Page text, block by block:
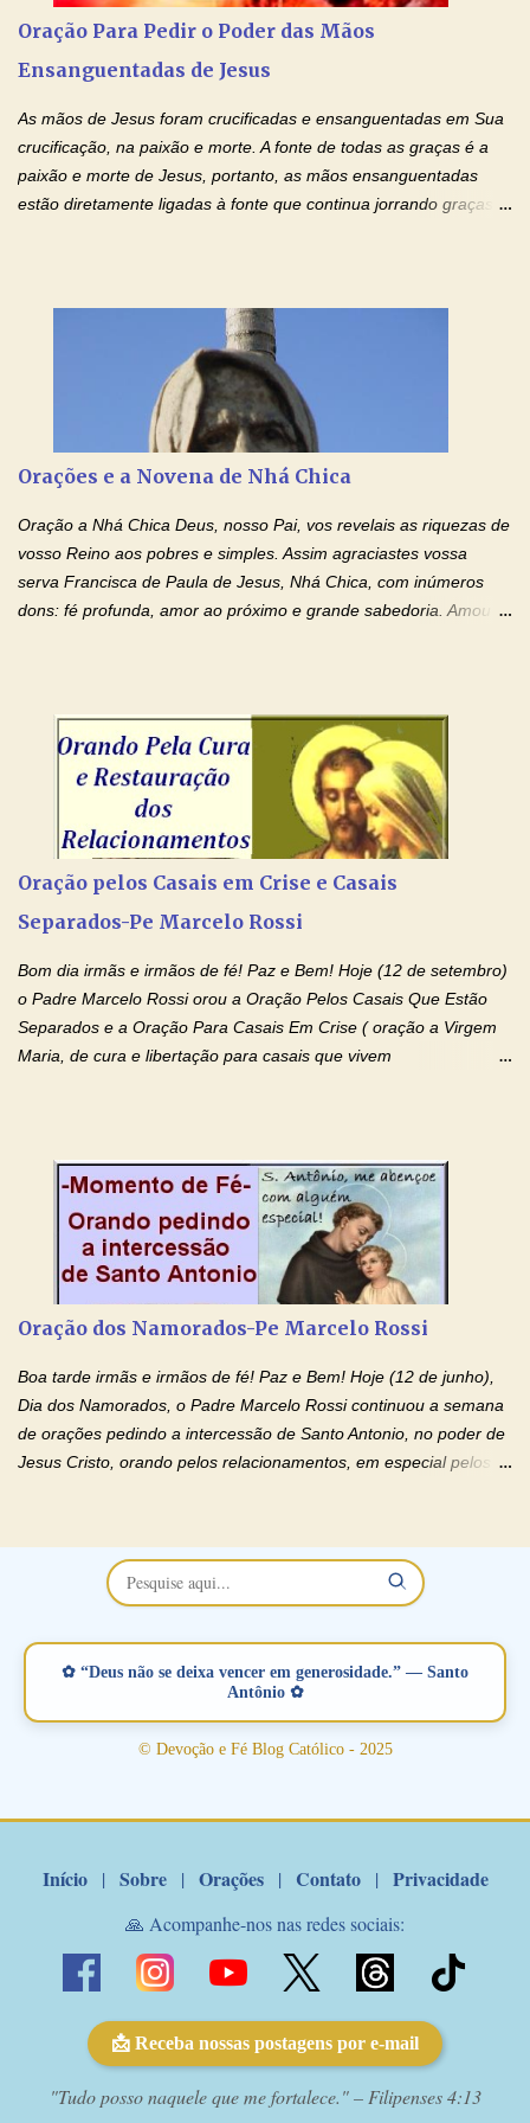
de orgulho. Nada faz de inconveniente, não procura o seu próprio
interesse, não se irrita, não guarda rancor. Não se alegra com a
Oração Para Pedir o Poder das Mãos
Ensanguentadas de Jesus
As mãos de Jesus foram crucificadas e ensanguentadas em Sua
crucificação, na paixão e morte. A fonte de todas as graças é a
paixão e morte de Jesus, portanto, as mãos ensanguentadas
estão diretamente ligadas à fonte que continua jorrando graças
ensanguentadas, chagadas e abertas, sobre mim, neste
momento. Sinto-me completamente sem forças para prosseguir,
carregando as minhas cruzes. Preciso que a força e o poder de
Tuas Mãos, que suportaram a mais profunda dor ao serem
pregadas na Cruz, reergam-me e curem-me agora. Jesus, não
amo. Nós precisamos desesperadamente de cura física e
espiritual, através do toque consolador de tuas Mãos
ensanguentadas e infinitamente poderosas. Eu reconheço,
apesar de toda a minha limitação e da infinidade dos meus ...
Orações e a Novena de Nhá Chica
Oração a Nhá Chica Deus, nosso Pai, vos revelais as riquezas de
vosso Reino aos pobres e simples. Assim agraciastes vossa
serva Francisca de Paula de Jesus, Nhá Chica, com inúmeros
dons: fé profunda, amor ao próximo e grande sabedoria. Amou a
Senhor Jesus Cristo, vosso Filho, na unidade do Espírito Santo.
Amém. Novena a Nhá Chica (Oração para obter os favores
celestiais através da intercessão da Serva de Deus Nhá Chica)
(Rezar durante nove dias seguidos ou intercalados) Nhá Chica,
recorro a vós como intercessora entre a Bondade Divina e as
entregueis nas mãos do Santíssimo o meu pedido urgente (Fazer
o pedido). Acolhei, Nhá Chica, no vosso coração bondoso as
Oração pelos Casais em Crise e Casais
Separados-Pe Marcelo Rossi
Bom dia irmãs e irmãos de fé! Paz e Bem! Hoje (12 de setembro)
o Padre Marcelo Rossi orou a Oração Pelos Casais Que Estão
Separados e a Oração Para Casais Em Crise ( oração a Virgem
Maria, de cura e libertação para casais que vivem
no programa de rádio Momento de Fé, pela cura dos
relacionamentos. Seu relacionamento está doente? Você está
sofrendo? Então ouça o Momento de Fé e entre nesta corrente
de orações abençoadas, d eixe o Amor Ágape de Jesus curar e
restaurar você e seu relacionamento. Adriana-Devoção e Fé
separados, devido ao envolvimento de outras pessoas no
relacionamento e que minaram, espiritualmente, a relação do
casal. Vamos orar (coloque o seu esposo ou esposa diante de
Deus). "Senhor Jesus, restaura os laços ...
Oração dos Namorados-Pe Marcelo Rossi
Boa tarde irmãs e irmãos de fé! Paz e Bem! Hoje (12 de junho),
Dia dos Namorados, o Padre Marcelo Rossi continuou a semana
de orações pedindo a intercessão de Santo Antonio, no poder de
Jesus Cristo, orando pelos relacionamentos, em especial pelos
maravilhosos cartões que coloquei aqui para vocês. Não perca
esta abençoada semana no Momento de Fé do Padre Marcelo,
vamos juntos formar esta forte corrente de orações. Você que
verdadeiro, ou que está com problemas no relacionamento
amoroso, creia na poderosa intercessão deste santo amigo:
Santo Antonio! Tenha fé, não desista, pois ele intercede por nós
junto a Jesus! Fique no Amor Ágape de Jesus e no Amor Materno
✿ “Deus não se deixa vencer em generosidade.” — Santo
Antônio ✿
© Devoção e Fé Blog Católico - 2025
Início | Sobre | Orações | Contato | Privacidade
🙏 Acompanhe-nos nas redes sociais:
📩 Receba nossas postagens por e-mail
"Tudo posso naquele que me fortalece." – Filipenses 4:13